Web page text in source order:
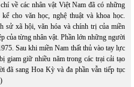
về các nhân vật Việt Nam đã có những
cho văn học, nghệ thuật và khoa học.
sử xã hội, văn hóa và chính trị của miền
của từng nhân vật. Phần lớn những người
Sau khi miền Nam thất thủ vào tay lực
giam giữ nhiều năm trong các trại cải tạo
đã sang Hoa Kỳ và đa phần vẫn tiếp tục